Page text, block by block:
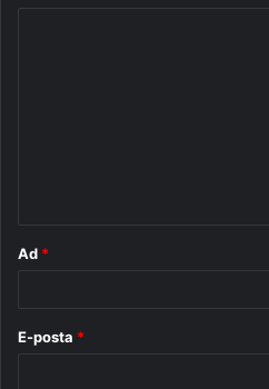
Ad *
E-posta *